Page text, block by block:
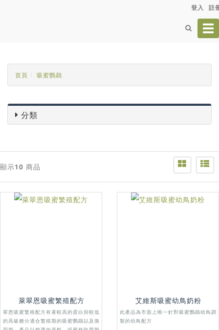
登入 註
首頁 吸蜜鸚鵡
分類
顯示10 商品
萊翠恩吸蜜繁殖配方
翠恩吸蜜繁殖配方有著較高的蛋白與較低
的高級糖分適合繁殖期的吸蜜鸚鵡以及換
艾維斯吸蜜幼鳥奶粉
此產品為市面上唯一針對吸蜜鸚鵡幼鳥調
製的幼鳥配方